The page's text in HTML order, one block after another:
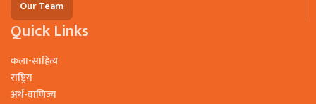
Our Team
Quick Links
कला-साहित्य
राष्ट्रिय
अर्थ-वाणिज्य